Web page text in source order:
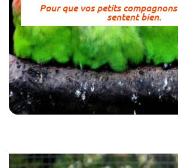
Pour que vos petits
sentent bien.